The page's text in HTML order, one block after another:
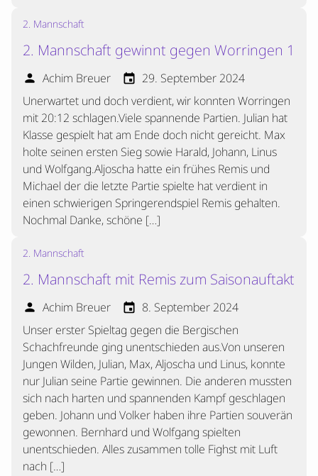
2. Mannschaft
2. Mannschaft gewinnt gegen Worringen 1
person Achim Breuer event 29. September 2024
Unerwartet und doch verdient, wir konnten Worringen
mit 20:12 schlagen.Viele spannende Partien. Julian hat
Klasse gespielt hat am Ende doch nicht gereicht. Max
holte seinen ersten Sieg sowie Harald, Johann, Linus
und Wolfgang.Aljoscha hatte ein frühes Remis und
Michael der die letzte Partie spielte hat verdient in
einen schwierigen Springerendspiel Remis gehalten.
Nochmal Danke, schöne […]
2. Mannschaft
2. Mannschaft mit Remis zum Saisonauftakt
person Achim Breuer event 8. September 2024
Unser erster Spieltag gegen die Bergischen
Schachfreunde ging unentschieden aus.Von unseren
Jungen Wilden, Julian, Max, Aljoscha und Linus, konnte
nur Julian seine Partie gewinnen. Die anderen mussten
sich nach harten und spannenden Kampf geschlagen
geben. Johann und Volker haben ihre Partien souverän
gewonnen. Bernhard und Wolfgang spielten
unentschieden. Alles zusammen tolle Fighst mit Luft
nach […]